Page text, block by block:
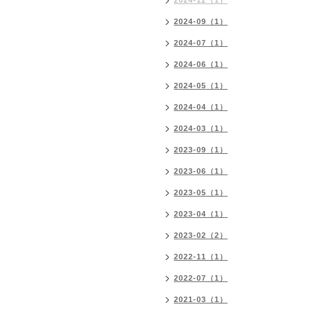
2024-09（1）
2024-07（1）
2024-06（1）
2024-05（1）
2024-04（1）
2024-03（1）
2023-09（1）
2023-06（1）
2023-05（1）
2023-04（1）
2023-02（2）
2022-11（1）
2022-07（1）
2021-03（1）